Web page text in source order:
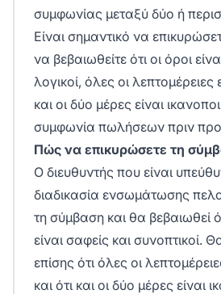
συμφωνίας μεταξύ δύο ή
Είναι σημαντικό να
να βεβαιωθείτε ότι οι όροι
λογικοί, όλες οι λεπτομέρειες
και οι δύο μέρες είναι
συμφωνία πωλήσεων πριν
Πώς να επικυρώσετε τη
Ο διευθυντής που είναι
διαδικασία ενσωμάτωσης
τη σύμβαση και θα βεβαιωθεί
είναι σαφείς και συνοπτικοί.
επίσης ότι όλες οι
και ότι και οι δύο μέρες είναι